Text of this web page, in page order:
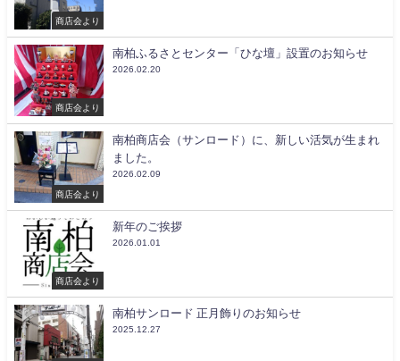
商店会より
商店会より
南柏ふるさとセンター「ひな壇」設置のお知らせ
2026.02.20
商店会より
南柏商店会（サンロード）に、新しい活気が生まれ
ました。
2026.02.09
商店会より
新年のご挨拶
2026.01.01
南柏サンロード 正月飾りのお知らせ
2025.12.27